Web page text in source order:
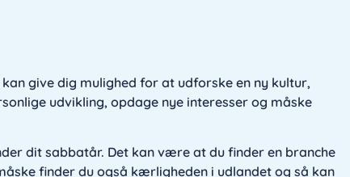
give dig mulighed for at udforske en ny kultur,
udvikling, opdage nye interesser og måske
dit sabbatår. Det kan være at du finder en branche
finder du også kærligheden i udlandet og så kan